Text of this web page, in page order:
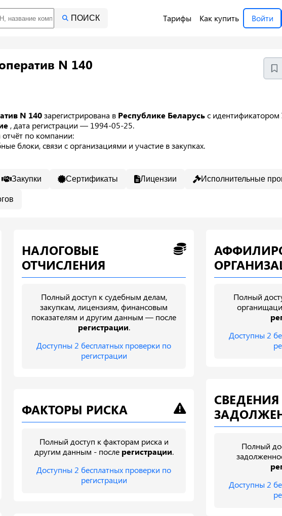
ПОИСК Тарифы Как купить Войти
N 140
N 140зарегистрирована в Республике Беларусьс идентификатором
, дата регистрации — 1994-05-25.
по компании:
блоки, связи с организациями и участие в закупках.
Закупки Сертификаты Лицензии Исполнительные
НАЛОГОВЫЕ
ОТЧИСЛЕНИЯ
Полный доступ к судебным делам,
закупкам, лицензиям, финансовым
показателям и другим данным — после
регистрации.
Доступны 2 бесплатных проверки по
регистрации
ФАКТОРЫ РИСКА
Полный доступ к факторам риска и
другим данным - после регистрации.
Доступны 2 бесплатных проверки по
регистрации
Полный
Доступны 2
Полный
Доступны 2